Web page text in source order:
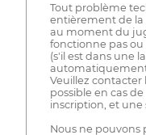
Tout problème
entièrement de la
au moment du
fonctionne pas ou
(s'il est dans une
Veuillez contacter
possible en cas
inscription, et une
Nous ne pouvons